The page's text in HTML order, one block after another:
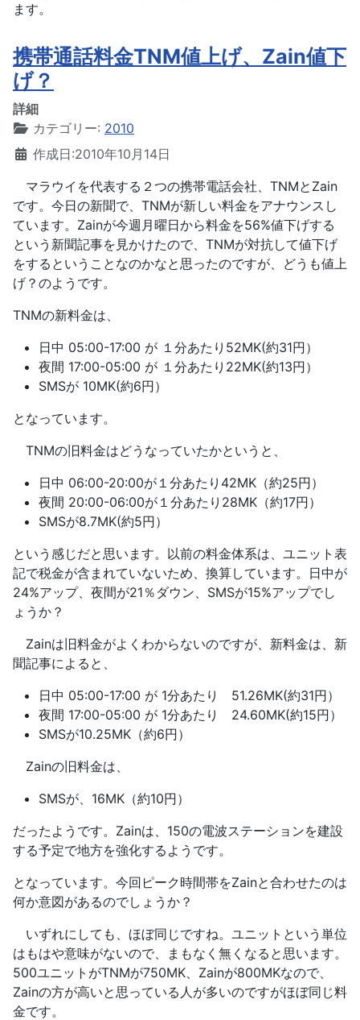
ます。
携帯通話料金TNM値上げ、Zain値下
げ？
詳細
カテゴリー: 2010
作成日:2010年10月14日
マラウイを代表する２つの携帯電話会社、TNMとZain
です。今日の新聞で、TNMが新しい料金をアナウンスし
ています。Zainが今週月曜日から料金を56%値下げする
という新聞記事を見かけたので、TNMが対抗して値下げ
をするということなのかなと思ったのですが、どうも値上
げ？のようです。
TNMの新料金は、
日中 05:00-17:00 が １分あたり52MK(約31円）
夜間 17:00-05:00 が １分あたり22MK(約13円）
SMSが 10MK(約6円）
となっています。
TNMの旧料金はどうなっていたかというと、
日中 06:00-20:00が１分あたり42MK（約25円）
夜間 20:00-06:00が１分あたり28MK（約17円）
SMSが8.7MK(約5円）
という感じだと思います。以前の料金体系は、ユニット表
記で税金が含まれていないため、換算しています。日中が
24%アップ、夜間が21％ダウン、SMSが15%アップでし
ょうか？
Zainは旧料金がよくわからないのですが、新料金は、新
聞記事によると、
日中 05:00-17:00 が 1分あたり 51.26MK(約31円）
夜間 17:00-05:00 が 1分あたり 24.60MK(約15円）
SMSが10.25MK（約6円）
Zainの旧料金は、
SMSが、16MK（約10円）
だったようです。Zainは、150の電波ステーションを建設
する予定で地方を強化するようです。
となっています。今回ピーク時間帯をZainと合わせたのは
何か意図があるのでしょうか？
いずれにしても、ほぼ同じですね。ユニットという単位
はもはや意味がないので、まもなく無くなると思います。
500ユニットがTNMが750MK、Zainが800MKなので、
Zainの方が高いと思っている人が多いのですがほぼ同じ料
金です。